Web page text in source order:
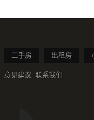
二手房 出租房
意见建议 联系我们